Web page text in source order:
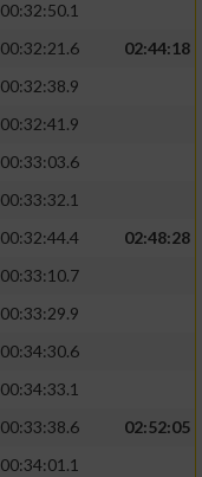
00:32:50.1
00:32:21.6
02:44:18
00:32:38.9
00:32:41.9
00:33:03.6
00:33:32.1
00:32:44.4
02:48:28
00:33:10.7
00:33:29.9
00:34:30.6
00:34:33.1
00:33:38.6
02:52:05
00:34:01.1